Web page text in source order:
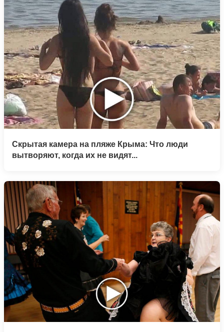
Скрытая камера на пляже Крыма: Что люди
вытворяют, когда их не видят...